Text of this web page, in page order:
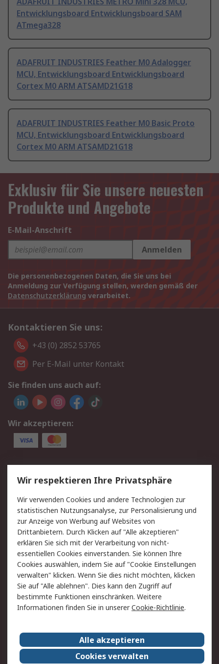
Entwicklungsboard Entwicklungsboard SAM
ATmega328
ADAFRUIT INDUSTRIES Feather M0 Adalogger
MCU, Entwicklungsboard Entwicklungsboard
Cortex M0 ARM ATSAMD21G18
ADAFRUIT INDUSTRIES Feather M0 Basic Proto
MCU, Entwicklungsboard Entwicklungsboard
Cortex M0 ARM ATSAMD21G18
Exklusiv für Sie unsere neuesten
Produkte und Angebote
E-Mail-Anschrift
Anmelden
Die personenbezogenen Daten, die Sie uns bei
Anmeldung zur Verfügung stellen, werden gemäß der
Datenschutzerklärung verarbeitet.
Kontaktieren Sie uns:
+43 (0) 2852 53765
Per E-Mail unter Kontakt
Sie finden uns auch auf:
Wir akzeptieren:
Service
Value Added Services
Lieferlösungen
Rücksendung/Entsorgung Kontakt
Hilfe
Rechtliches
RS Verkaufs- und
Lieferbedingungen
Datenschutz
Cookie-Richtlinie
Zahlungsbedingungen
Impressum
Webseite Konditionen
RS weltweit
Karriere bei RS
Nachhaltigkeit
Wir respektieren Ihre Privatsphäre
Wir verwenden Cookies und andere Technologien zur
statistischen Nutzungsanalyse, zur Personalisierung und
zur Anzeige von Werbung auf Websites von
Drittanbietern. Durch Klicken auf "Alle akzeptieren"
erklären Sie sich mit der Verarbeitung von nicht-
essentiellen Cookies einverstanden. Sie können Ihre
Cookies auswählen, indem Sie auf "Cookie Einstellungen
verwalten" klicken. Wenn Sie dies nicht möchten, klicken
Sie auf "Alle ablehnen". Dies kann den Zugriff auf
bestimmte Funktionen einschränken. Weitere
Informationen finden Sie in unsererCookie-Richtlinie.
Alle akzeptieren
Cookies verwalten